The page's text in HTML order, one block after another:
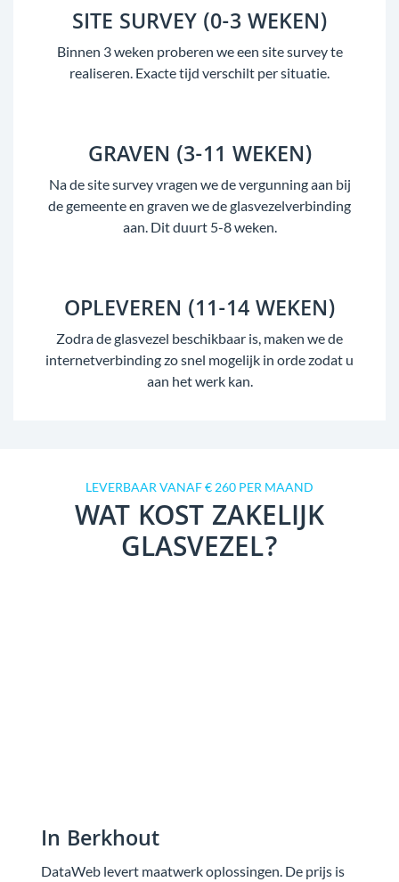
SITE SURVEY (0-3 WEKEN)
Binnen 3 weken proberen we een site survey te
realiseren. Exacte tijd verschilt per situatie.
GRAVEN (3-11 WEKEN)
Na de site survey vragen we de vergunning aan bij
de gemeente en graven we de glasvezelverbinding
aan. Dit duurt 5-8 weken.
OPLEVEREN (11-14 WEKEN)
Zodra de glasvezel beschikbaar is, maken we de
internetverbinding zo snel mogelijk in orde zodat u
aan het werk kan.
LEVERBAAR VANAF € 260 PER MAAND
WAT KOST ZAKELIJK
GLASVEZEL?
In Berkhout
DataWeb levert maatwerk oplossingen. De prijs is